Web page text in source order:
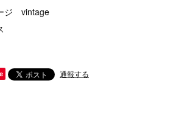
ジ vintage
通報する